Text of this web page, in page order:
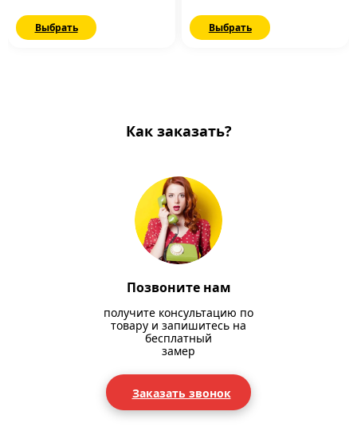
Выбрать Выбрать
Как заказать?
Позвоните нам
получите консультацию по
товару и запишитесь на
бесплатный
замер
Заказать звонок